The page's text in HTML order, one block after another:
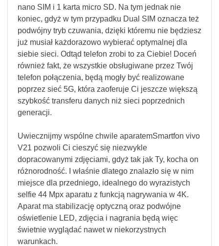
nano SIM i 1 karta micro SD. Na tym jednak nie
koniec, gdyż w tym przypadku Dual SIM oznacza też
podwójny tryb czuwania, dzięki któremu nie będziesz
już musiał każdorazowo wybierać optymalnej dla
siebie sieci. Odtąd telefon zrobi to za Ciebie! Doceń
również fakt, że wszystkie obsługiwane przez Twój
telefon połączenia, będą mogły być realizowane
poprzez sieć 5G, która zaoferuje Ci jeszcze większą
szybkość transferu danych niż sieci poprzednich
generacji.
Uwiecznijmy wspólne chwile aparatemSmartfon vivo
V21 pozwoli Ci cieszyć się niezwykle
dopracowanymi zdjęciami, gdyż tak jak Ty, kocha on
różnorodność. I właśnie dlatego znalazło się w nim
miejsce dla przedniego, idealnego do wyrazistych
selfie 44 Mpx aparatu z funkcją nagrywania w 4K.
Aparat ma stabilizację optyczną oraz podwójne
oświetlenie LED, zdjęcia i nagrania będą więc
świetnie wyglądać nawet w niekorzystnych
warunkach.